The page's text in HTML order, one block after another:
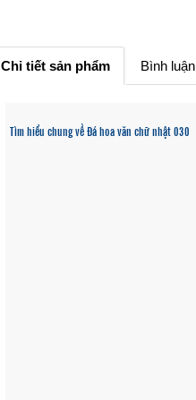
Chi tiết sản phẩm Bình luận
Tìm hiểu chung về Đá hoa văn chữ nhật 030